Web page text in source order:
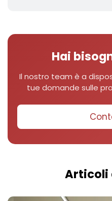
Hai
Il nostro team è a
tue domande sulle
Articoli